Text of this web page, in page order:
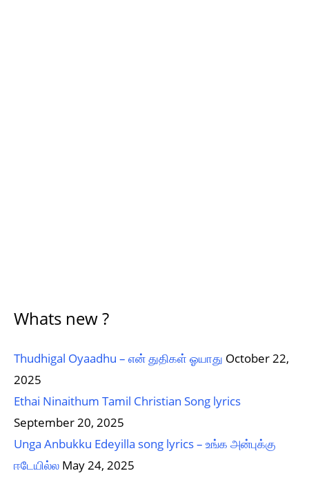
Whats new ?
Thudhigal Oyaadhu – என் துதிகள் ஓயாது October 22,
2025
Ethai Ninaithum Tamil Christian Song lyrics
September 20, 2025
Unga Anbukku Edeyilla song lyrics – உங்க அன்புக்கு
ஈடேயில்ல May 24, 2025